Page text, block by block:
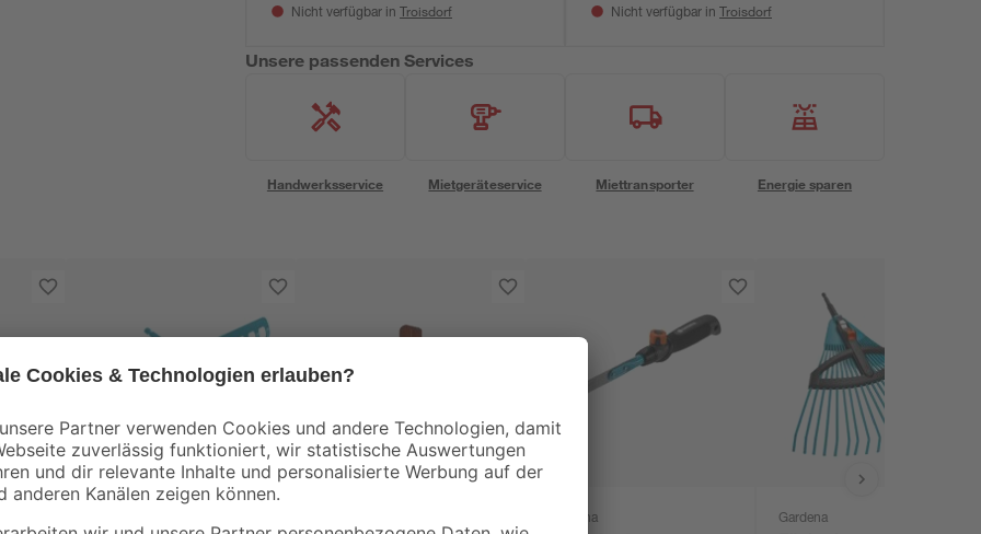
Nicht verfügbar in Troisdorf
Nicht verfügbar in Troisdorf
Unsere passenden Services
Handwerksservice Mietgeräteservice Miettransporter Energie sparen
Gardena Gardena